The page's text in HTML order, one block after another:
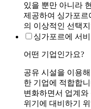
있을 뿐만 아니라
제공하여 싱가포르
의 이상적인 선택
싱가포르에 서
어떤 기업인가요?
공유 시설을 이용
한 기업에 적합합
변화하면서 업계
위기에 대비하기